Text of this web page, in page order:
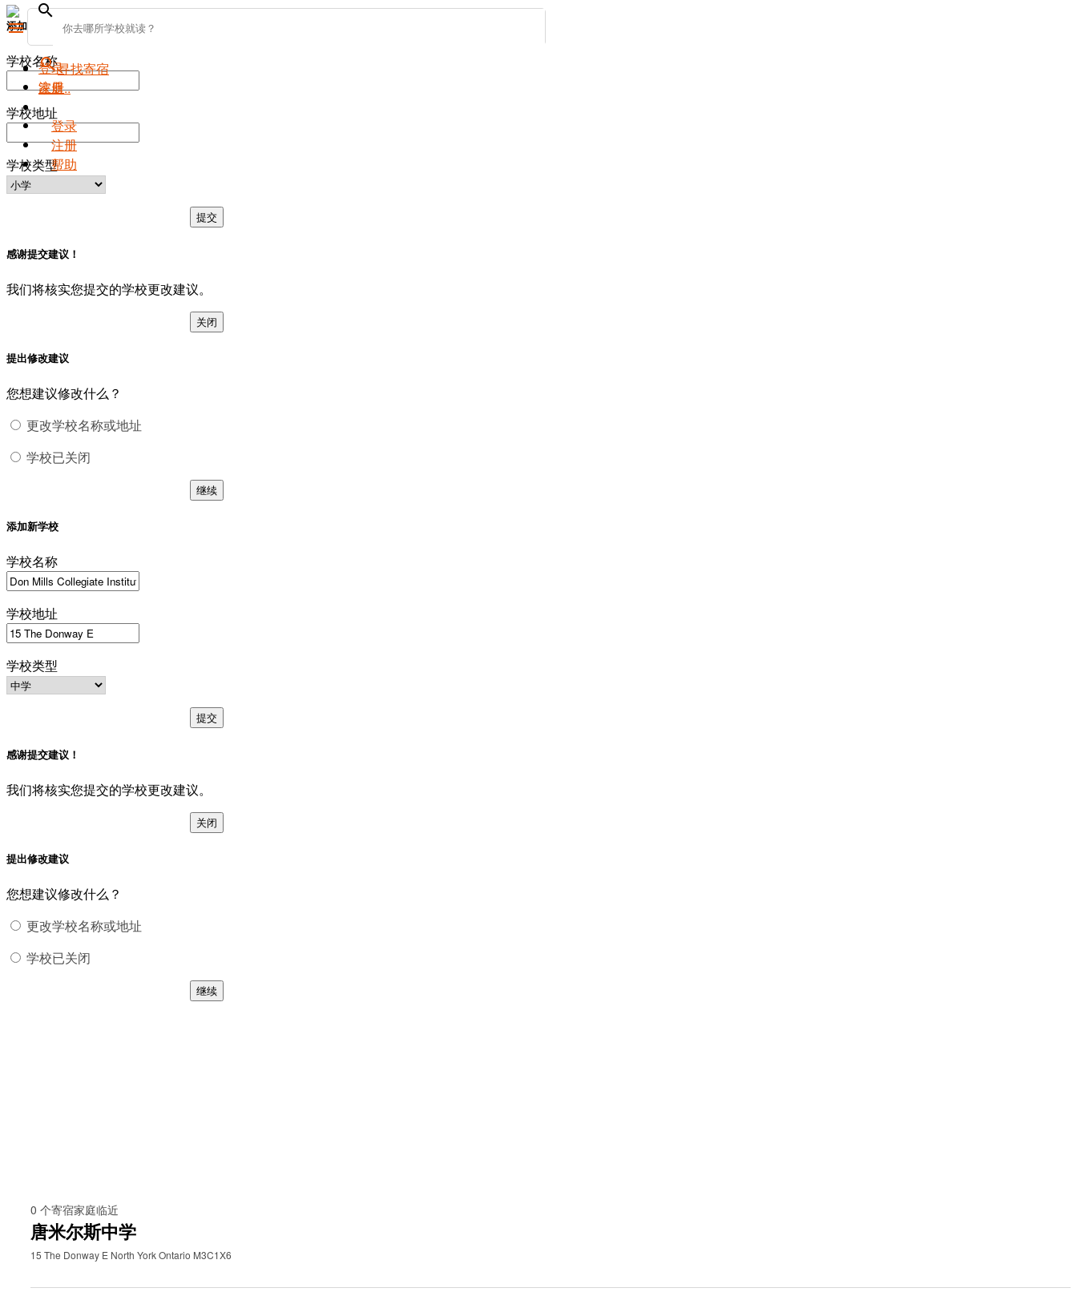
menu
search寻找寄宿
家庭..
登录
注册
帮助
添加新学校
学校名称
学校地址
学校类型
提交
感谢提交建议！
我们将核实您提交的学校更改建议。
关闭
提出修改建议
您想建议修改什么？
更改学校名称或地址
学校已关闭
继续
search
登录
注册
添加新学校
学校名称
学校地址
学校类型
提交
感谢提交建议！
我们将核实您提交的学校更改建议。
关闭
提出修改建议
您想建议修改什么？
更改学校名称或地址
学校已关闭
继续
0 个寄宿家庭临近
唐米尔斯中学
15 The Donway E North York Ontario M3C1X6